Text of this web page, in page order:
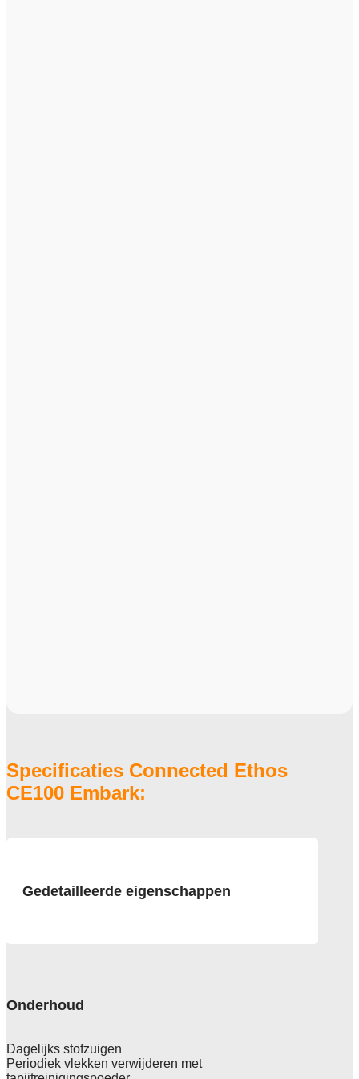
Specificaties Connected Ethos
CE100 Embark:
Gedetailleerde eigenschappen
100% Recycled Solution Dyed Yarn
624 g/m2
Poolhoogte
Onderhoud
Dagelijks stofzuigen
Periodiek vlekken verwijderen met